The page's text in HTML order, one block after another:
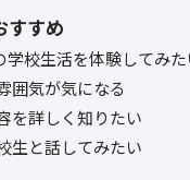
すすめ
学校生活を体験してみた
囲気が気になる
を詳しく知りたい
生と話してみたい